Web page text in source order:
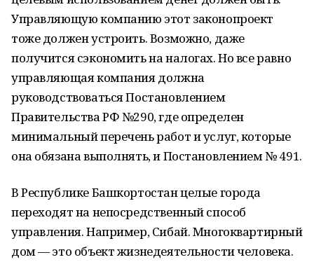
Управляющую компанию этот законопроект
тоже должен устроить. Возможно, даже
получится сэкономить на налогах. Но все равно
управляющая компания должна
руководствоваться Постановлением
Правительства РФ №290, где определен
минимальный перечень работ и услуг, которые
она обязана выполнять, и Постановлением № 491.
В Республике Башкортостан целые города
переходят на непосредственный способ
управления. Например, Сибай. Многоквартирный
дом — это объект жизнедеятельности человека.